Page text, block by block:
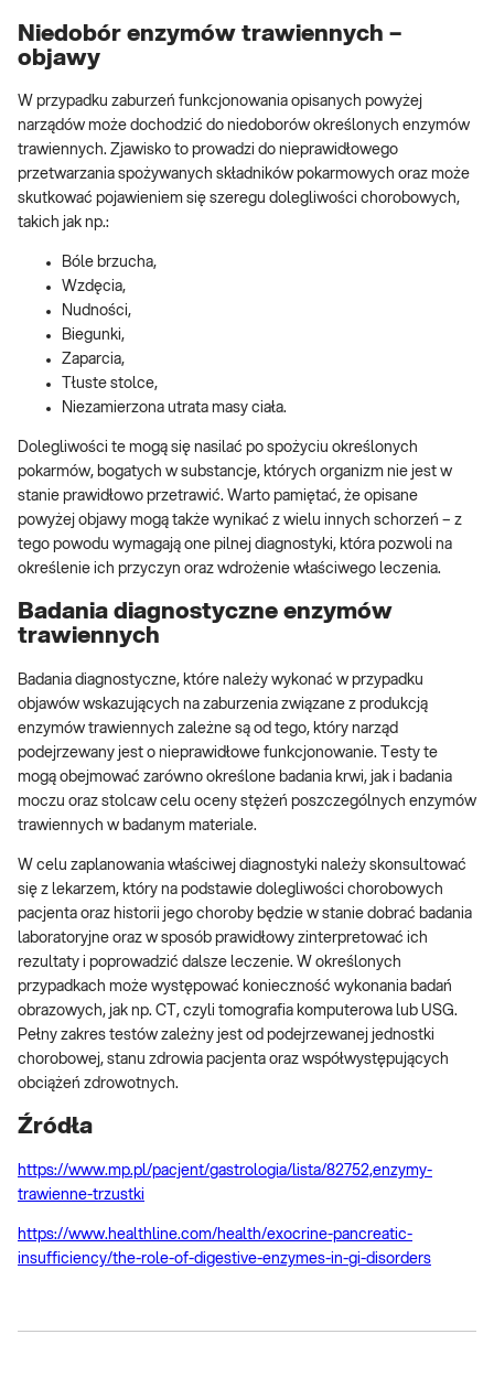
Niedobór enzymów trawiennych –
objawy
W przypadku zaburzeń funkcjonowania opisanych powyżej
narządów może dochodzić do niedoborów określonych enzymów
trawiennych. Zjawisko to prowadzi do nieprawidłowego
przetwarzania spożywanych składników pokarmowych oraz może
skutkować pojawieniem się szeregu dolegliwości chorobowych,
takich jak np.:
Bóle brzucha,
Wzdęcia,
Nudności,
Biegunki,
Zaparcia,
Tłuste stolce,
Niezamierzona utrata masy ciała.
Dolegliwości te mogą się nasilać po spożyciu określonych
pokarmów, bogatych w substancje, których organizm nie jest w
stanie prawidłowo przetrawić. Warto pamiętać, że opisane
powyżej objawy mogą także wynikać z wielu innych schorzeń – z
tego powodu wymagają one pilnej diagnostyki, która pozwoli na
określenie ich przyczyn oraz wdrożenie właściwego leczenia.
Badania diagnostyczne enzymów
trawiennych
Badania diagnostyczne, które należy wykonać w przypadku
objawów wskazujących na zaburzenia związane z produkcją
enzymów trawiennych zależne są od tego, który narząd
podejrzewany jest o nieprawidłowe funkcjonowanie. Testy te
mogą obejmować zarówno określone badania krwi, jak i badania
moczu oraz stolcaw celu oceny stężeń poszczególnych enzymów
trawiennych w badanym materiale.
W celu zaplanowania właściwej diagnostyki należy skonsultować
się z lekarzem, który na podstawie dolegliwości chorobowych
pacjenta oraz historii jego choroby będzie w stanie dobrać badania
laboratoryjne oraz w sposób prawidłowy zinterpretować ich
rezultaty i poprowadzić dalsze leczenie. W określonych
przypadkach może występować konieczność wykonania badań
obrazowych, jak np. CT, czyli tomografia komputerowa lub USG.
Pełny zakres testów zależny jest od podejrzewanej jednostki
chorobowej, stanu zdrowia pacjenta oraz współwystępujących
obciążeń zdrowotnych.
Źródła
https://www.mp.pl/pacjent/gastrologia/lista/82752,enzymy-
trawienne-trzustki
https://www.healthline.com/health/exocrine-pancreatic-
insufficiency/the-role-of-digestive-enzymes-in-gi-disorders